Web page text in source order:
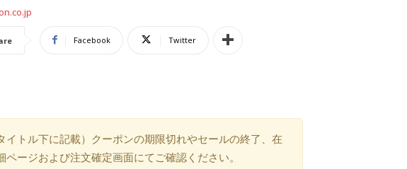
Facebook Twitter
トル下に記載）クーポンの期限切れやセールの終了、在
ージおよび注文確定画面にてご確認ください。